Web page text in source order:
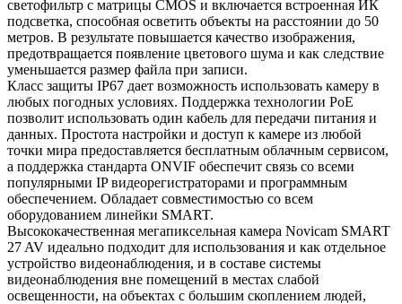
светофильтр с матрицы CMOS и включается встроенная ИК
подсветка, способная осветить объекты на расстоянии до 50
метров. В результате повышается качество изображения,
предотвращается появление цветового шума и как следствие
уменьшается размер файла при записи.
Класс защиты IP67 дает возможность использовать камеру в
любых погодных условиях. Поддержка технологии РоЕ
позволит использовать один кабель для передачи питания и
данных. Простота настройки и доступ к камере из любой
точки мира предоставляется бесплатным облачным сервисом,
а поддержка стандарта ONVIF обеспечит связь со всеми
популярными IP видеорегистраторами и программным
обеспечением. Обладает совместимостью со всем
оборудованием линейки SMART.
Высококачественная мегапиксельная камера Novicam SMART
27 AV идеально подходит для использования и как отдельное
устройство видеонаблюдения, и в составе системы
видеонаблюдения вне помещений в местах слабой
освещенности, на объектах с большим скоплением людей,